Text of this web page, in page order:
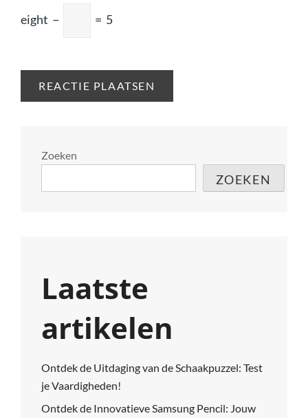
eight − = 5
Zoeken
ZOEKEN
Laatste
artikelen
Ontdek de Uitdaging van de Schaakpuzzel: Test
je Vaardigheden!
Ontdek de Innovatieve Samsung Pencil: Jouw